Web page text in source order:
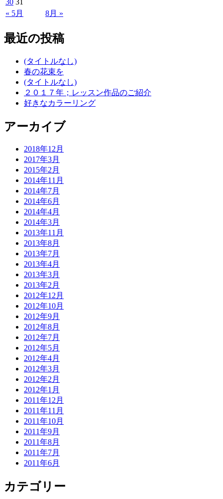
« 5月 8月 »
最近の投稿
(タイトルなし)
春の花束を
(タイトルなし)
２０１７年；レッスン作品のご紹介
好きなカラーリング
アーカイブ
2018年12月
2017年3月
2015年2月
2014年11月
2014年7月
2014年6月
2014年4月
2014年3月
2013年11月
2013年8月
2013年7月
2013年4月
2013年3月
2013年2月
2012年12月
2012年10月
2012年9月
2012年8月
2012年7月
2012年5月
2012年4月
2012年3月
2012年2月
2012年1月
2011年12月
2011年11月
2011年10月
2011年9月
2011年8月
2011年7月
2011年6月
カテゴリー